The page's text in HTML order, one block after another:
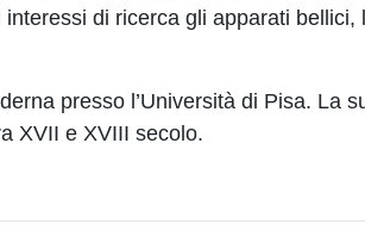
di ricerca gli apparati
presso l’Università di Pisa. La
XVII e XVIII secolo.